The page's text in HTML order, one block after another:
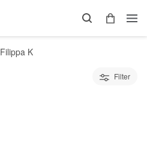
Filippa K
Filter